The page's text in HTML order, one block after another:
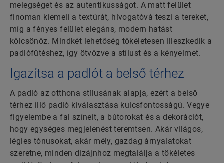
melegséget és az autentikusságot. A matt felület
finoman kiemeli a textúrát, hívogatóvá teszi a tereket,
míg a fényes felület elegáns, modern hatást
kölcsönöz. Mindkét lehetőség tökéletesen illeszkedik a
padlófűtéshez, így ötvözve a stílust és a kényelmet.
Igazítsa a padlót a belső térhez
A padló az otthona stílusának alapja, ezért a belső
térhez illő padló kiválasztása kulcsfontosságú. Vegye
figyelembe a fal színeit, a bútorokat és a dekorációt,
hogy egységes megjelenést teremtsen. Akár világos,
légies tónusokat, akár mély, gazdag árnyalatokat
szeretne, minden dizájnhoz megtalálja a tökéletes